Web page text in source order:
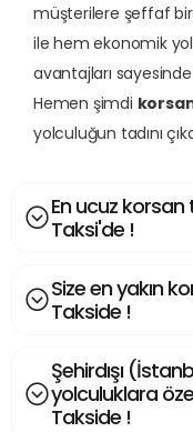
müşterilere şeffaf bir
ile hem ekonomik
avantajları
Hemen şimdi
yolculuğun tadını
En ucuz
Taksi'de !
Size en yakın
Takside !
Şehirdışı
yolculuklara
Takside !